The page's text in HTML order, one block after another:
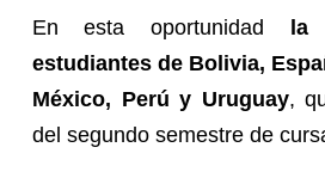
En esta oportunidad la
estudiantes de Bolivia,
México, Perú y Uruguay,
del segundo semestre de